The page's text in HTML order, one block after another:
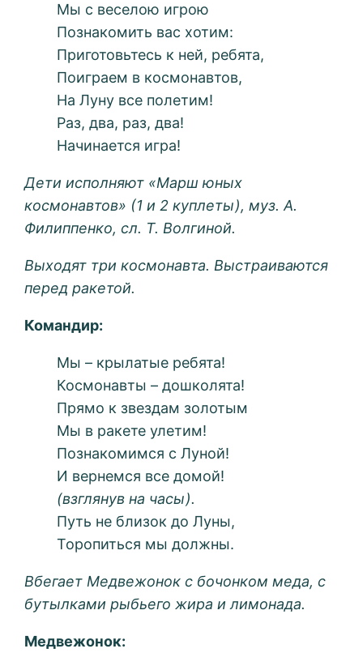
Мы с веселою игрою
Познакомить вас хотим:
Приготовьтесь к ней, ребята,
Поиграем в космонавтов,
На Луну все полетим!
Раз, два, раз, два!
Начинается игра!
Дети исполняют «Марш юных
космонавтов» (1 и 2 куплеты), муз. А.
Филиппенко, сл. Т. Волгиной.
Выходят три космонавта. Выстраиваются
перед ракетой.
Командир:
Мы – крылатые ребята!
Космонавты – дошколята!
Прямо к звездам золотым
Мы в ракете улетим!
Познакомимся с Луной!
И вернемся все домой!
(взглянув на часы).
Путь не близок до Луны,
Торопиться мы должны.
Вбегает Медвежонок с бочонком меда, с
бутылками рыбьего жира и лимонада.
Медвежонок: